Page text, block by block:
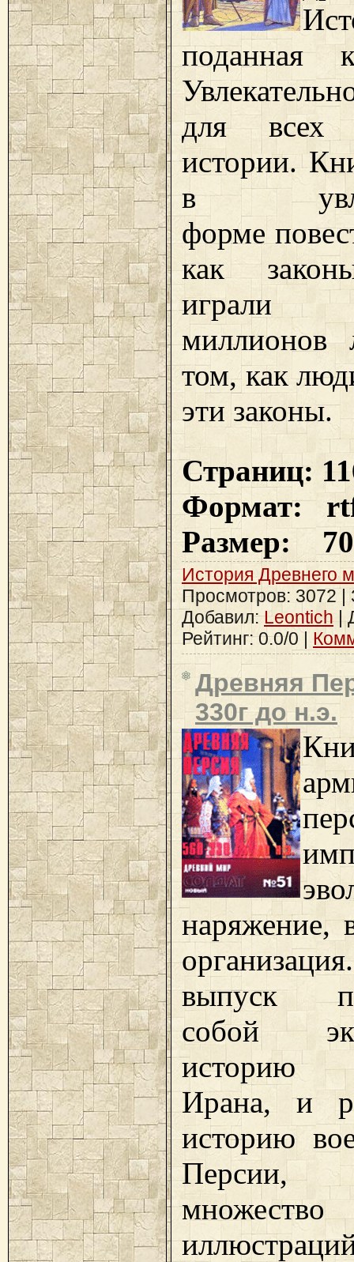
поданная
для всех
истории.
в
форме
как
играли
том, как
эти законы.
Страниц:
Формат:
Размер:
История Древнего
Просмотров: 3072 |
Добавил:Leontich |
Рейтинг: 0.0/0 |
Древняя
330г до н.э.
наряжение,
выпуск
собой
историю
Ирана, и
историю
Персии,
множество